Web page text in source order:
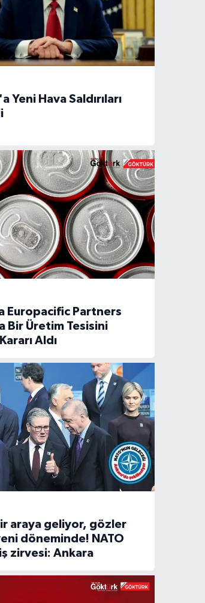
Yeni Hava Saldırıları
Europacific Partners
Bir Üretim Tesisini
Aldı
araya geliyor, gözler
döneminde! NATO
zirvesi: Ankara